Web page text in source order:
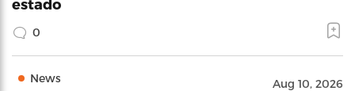
estado
0
News Aug 10, 2026